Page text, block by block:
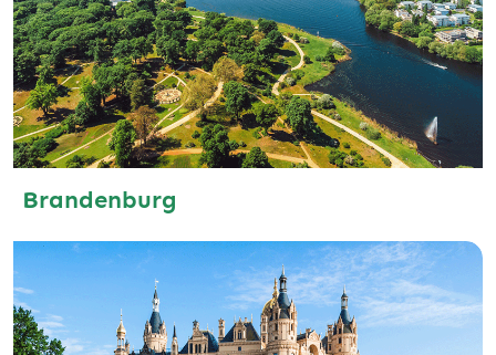
Brandenburg